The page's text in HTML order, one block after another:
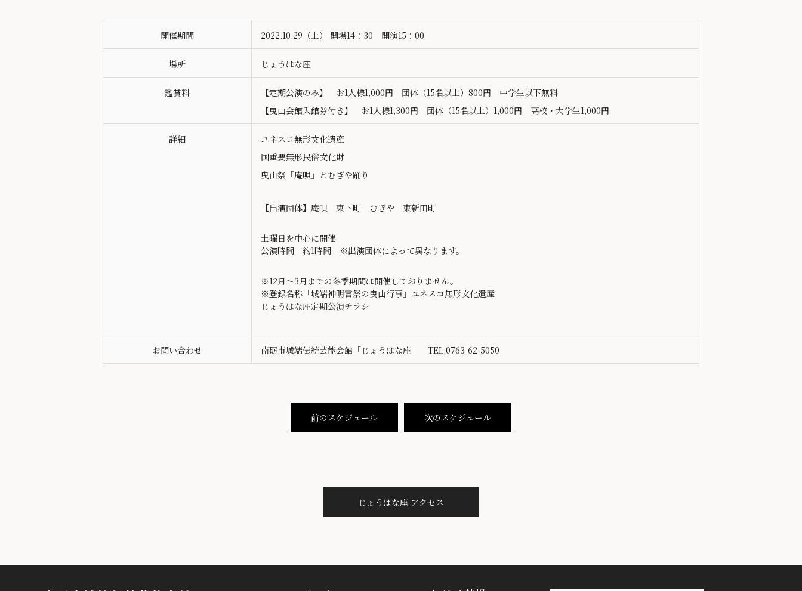
開催期間 2022.10.29（土） 開場14：30 開演15：00
場所 じょうはな座
鑑賞料
【定期公演のみ】 お1人様1,000円 団体（15名以上）800円 中学生以下無料
【曳山会館入館券付き】 お1人様1,300円 団体（15名以上）1,000円 高校・大学生1,000円
詳細
ユネスコ無形文化遺産
国重要無形民俗文化財
曳山祭「庵唄」とむぎや踊り
【出演団体】庵唄 東下町 むぎや 東新田町
土曜日を中心に開催
公演時間 約1時間 ※出演団体によって異なります。
※12月～3月までの冬季期間は開催しておりません。
※登録名称「城端神明宮祭の曳山行事」ユネスコ無形文化遺産
じょうはな座定期公演チラシ
お問い合わせ 南砺市城端伝統芸能会館「じょうはな座」 TEL:0763-62-5050
前のスケジュール 次のスケジュール
じょうはな座 アクセス